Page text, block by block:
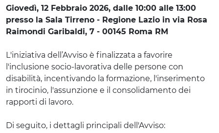
Giovedì, 12 Febbraio 2026, dalle 10:00 alle 13:00
presso la Sala Tirreno - Regione Lazio in via Rosa
Raimondi Garibaldi, 7 - 00145 Roma RM
L'iniziativa dell’Avviso è finalizzata a favorire
l'inclusione socio-lavorativa delle persone con
disabilità, incentivando la formazione, l'inserimento
in tirocinio, l'assunzione e il consolidamento dei
rapporti di lavoro.
Di seguito, i dettagli principali dell'Avviso: